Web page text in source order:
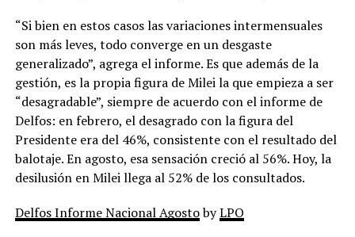
“Si bien en estos casos las variaciones intermensuales
son más leves, todo converge en un desgaste
generalizado”, agrega el informe. Es que además de la
gestión, es la propia figura de Milei la que empieza a ser
“desagradable”, siempre de acuerdo con el informe de
Delfos: en febrero, el desagrado con la figura del
Presidente era del 46%, consistente con el resultado del
balotaje. En agosto, esa sensación creció al 56%. Hoy, la
desilusión en Milei llega al 52% de los consultados.
Delfos Informe Nacional AgostobyLPO